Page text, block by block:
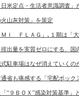
米定点・生活者意識調査」
山灰対策」を策定
ＭＩ ＦＬＡＧ」､１期は「
出量を実質ゼロにする、
駐車場はなぜ消えていくの
省も痛感する「宅配ボック
“９ＢＯＸ”感染対策基準」